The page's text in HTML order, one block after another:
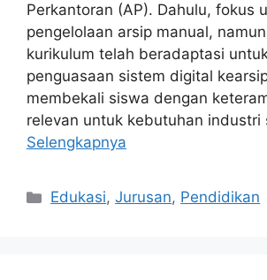
Perkantoran (AP). Dahulu, fokus
pengelolaan arsip manual,
kurikulum telah beradaptasi
penguasaan sistem digital
membekali siswa dengan
relevan untuk kebutuhan
Selengkapnya
Kategori
Edukasi,Jurusan, Pendidikan